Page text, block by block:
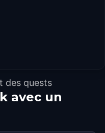
des quests
avec un